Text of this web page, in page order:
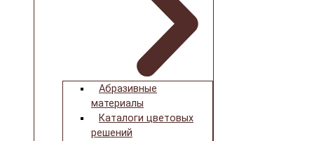
Абразивные
материалы
Каталоги цветовых
решений